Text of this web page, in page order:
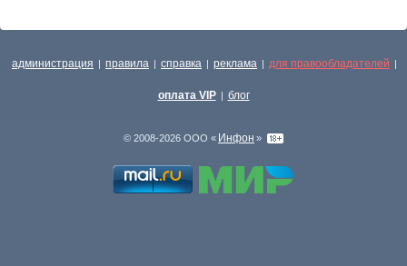
администрация | правила | справка | реклама | для правообладателей |
оплата VIP | блог
© 2008-2026 ООО « Инфон »